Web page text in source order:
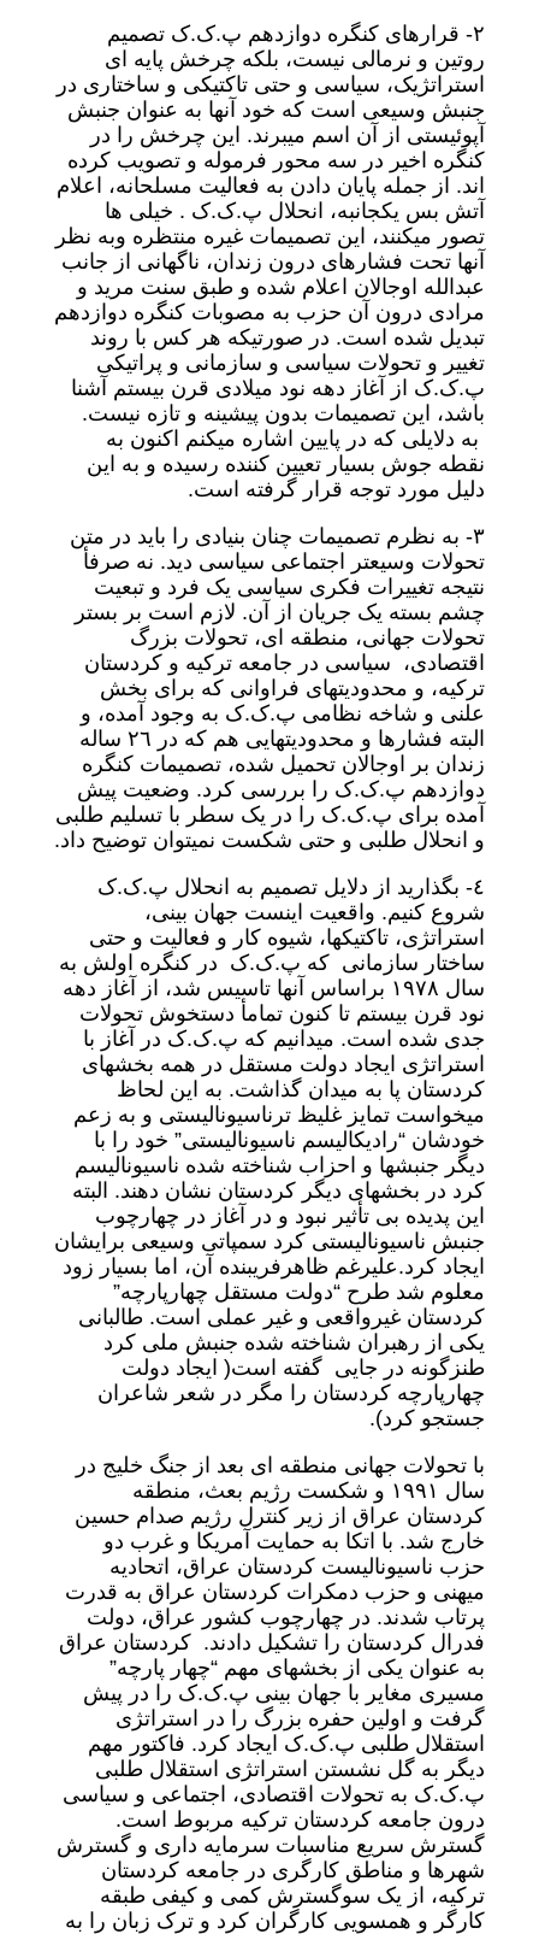
٢- قرارهای کنگره دوازدهم پ.ک.ک تصمیم
روتین و نرمالی نیست، بلکه چرخش پایه ای
استراتژیک، سیاسی و حتی تاکتیکی و ساختاری در
جنبش وسیعی است که خود آنها به عنوان جنبش
آپوئیستی از آن اسم میبرند. این چرخش را در
کنگره اخیر در سه محور فرموله و تصویب کرده
اند. از جمله پایان دادن به فعالیت مسلحانه، اعلام
آتش بس یکجانبه، انحلال پ.ک.ک . خیلی ها
تصور میکنند، این تصمیمات غیره منتظره وبه نظر
آنها تحت فشارهای درون زندان، ناگهانی از جانب
عبدالله اوجالان اعلام شده و طبق سنت مرید و
مرادی درون آن حزب به مصوبات کنگره دوازدهم
تبدیل شده است. در صورتیکه هر کس با روند
تغییر و تحولات سیاسی و سازمانی و پراتیکی
پ.ک.ک از آغاز دهه نود میلادی قرن بیستم آشنا
باشد، این تصمیمات بدون پیشینه و تازه نیست.
به دلایلی که در پایین اشاره میکنم اکنون به
نقطه جوش بسیار تعیین کننده رسیده و به این
دلیل مورد توجه قرار گرفته است.
٣- به نظرم تصمیمات چنان بنیادی را باید در متن
تحولات وسیعتر اجتماعی سیاسی دید. نه صرفأ
نتیجه تغییرات فکری سیاسی یک فرد و تبعیت
چشم بسته یک جریان از آن. لازم است بر بستر
تحولات جهانی، منطقه ای، تحولات بزرگ
اقتصادی، سیاسی در جامعه ترکیه و کردستان
ترکیه، و محدودیتهای فراوانی که برای بخش
علنی و شاخه نظامی پ.ک.ک به وجود آمده، و
البته فشارها و محدودیتهایی هم که در ٢٦ ساله
زندان بر اوجالان تحمیل شده، تصمیمات کنگره
دوازدهم پ.ک.ک را بررسی کرد. وضعیت پیش
آمده برای پ.ک.ک را در یک سطر با تسلیم طلبی
و انحلال طلبی و حتی شکست نمیتوان توضیح داد.
٤- بگذارید از دلایل تصمیم به انحلال پ.ک.ک
شروع کنیم. واقعیت اینست جهان بینی،
استراتژی، تاکتیکها، شیوه کار و فعالیت و حتی
ساختار سازمانی که پ.ک.ک در کنگره اولش به
سال ١٩٧٨ براساس آنها تاسیس شد، از آغاز دهه
نود قرن بیستم تا کنون تمامأ دستخوش تحولات
جدی شده است. میدانیم که پ.ک.ک در آغاز با
استراتژی ایجاد دولت مستقل در همه بخشهای
کردستان پا به میدان گذاشت. به این لحاظ
میخواست تمایز غلیظ ترناسیونالیستی و به زعم
خودشان “رادیکالیسم ناسیونالیستی” خود را با
دیگر جنبشها و احزاب شناخته شده ناسیونالیسم
کرد در بخشهای دیگر کردستان نشان دهند. البته
این پدیده بی تأثیر نبود و در آغاز در چهارچوب
جنبش ناسیونالیستی کرد سمپاتی وسیعی برایشان
ایجاد کرد.علیرغم ظاهرفریبنده آن، اما بسیار زود
معلوم شد طرح “دولت مستقل چهارپارچه”
کردستان غیرواقعی و غیر عملی است. طالبانی
یکی از رهبران شناخته شده جنبش ملی کرد
طنزگونه در جایی گفته است( ایجاد دولت
چهارپارچه کردستان را مگر در شعر شاعران
جستجو کرد).
با تحولات جهانی منطقه ای بعد از جنگ خلیج در
سال ١٩٩١ و شکست رژیم بعث، منطقه
کردستان عراق از زیر کنترل رژیم صدام حسین
خارج شد. با اتکا به حمایت آمریکا و غرب دو
حزب ناسیونالیست کردستان عراق، اتحادیه
میهنی و حزب دمکرات کردستان عراق به قدرت
پرتاب شدند. در چهارچوب کشور عراق، دولت
فدرال کردستان را تشکیل دادند. کردستان عراق
به عنوان یکی از بخشهای مهم “چهار پارچه”
مسیری مغایر با جهان بینی پ.ک.ک را در پیش
گرفت و اولین حفره بزرگ را در استراتژی
استقلال طلبی پ.ک.ک ایجاد کرد. فاکتور مهم
دیگر به گل نشستن استراتژی استقلال طلبی
پ.ک.ک به تحولات اقتصادی، اجتماعی و سیاسی
درون جامعه کردستان ترکیه مربوط است.
گسترش سریع مناسبات سرمایه داری و گسترش
شهرها و مناطق کارگری در جامعه کردستان
ترکیه، از یک سوگسترش کمی و کیفی طبقه
کارگر و همسویی کارگران کرد و ترک زبان را به